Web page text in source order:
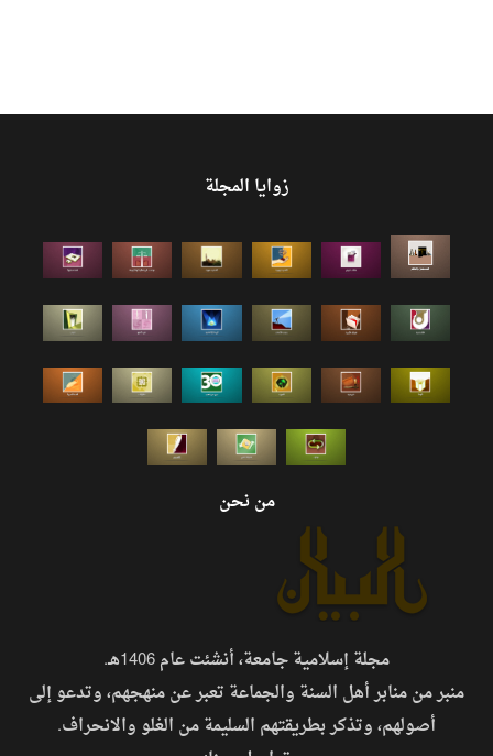
زوايا المجلة
من نحن
مجلة إسلامية جامعة، أنشئت عام 1406هـ.
منبر من منابر أهل السنة والجماعة تعبر عن منهجهم، وتدعو إلى
أصولهم، وتذكر بطريقتهم السليمة من الغلو والانحراف.